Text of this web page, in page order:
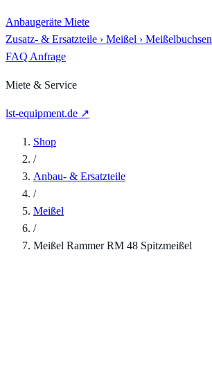
Anbaugeräte Miete
Zusatz- & Ersatzteile › Meißel › Meißelbuchsen
FAQ Anfrage
Miete & Service
lst-equipment.de ↗
Shop
/
Anbau- & Ersatzteile
/
Meißel
/
Meißel Rammer RM 48 Spitzmeißel